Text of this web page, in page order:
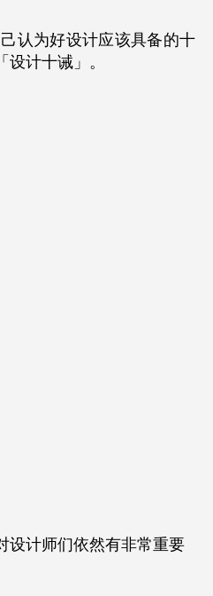
认为好设计应该具备的十
计十诫」。
设计师们依然有非常重要